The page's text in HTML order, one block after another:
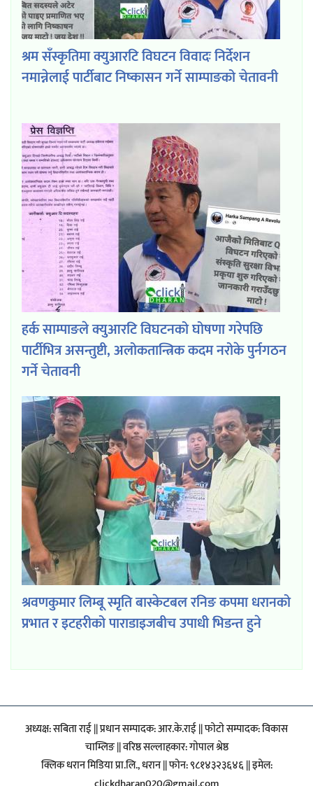
श्रम सँस्कृतिमा क्युआरटि विघटन विवादः निर्देशन
नमान्नेलाई पार्टीबाट निष्कासन गर्ने साम्पाङको चेतावनी
हर्क साम्पाङले क्युआरटि विघटनको घोषणा गरेपछि
पार्टीभित्र असन्तुष्टी, अलोकतान्त्रिक कदम नरोके पुर्नगठन
गर्ने चेतावनी
श्रवणकुमार लिम्बू स्मृति बास्केटबल रनिङ कपमा धरानको
प्रभात र इटहरीको पाराडाइजबीच उपाधी भिडन्त हुने
अध्यक्ष: सबिता राई || प्रधान सम्पादक: आर.के.राई || फाेटाे सम्पादक: विकास
चाम्लिङ || वरिष्ठ सल्लाहकार: गाेपाल श्रेष्ठ
क्लिक धरान मिडिया प्रा.लि., धरान || फोन: ९८१४३२३६४६ || इमेल: